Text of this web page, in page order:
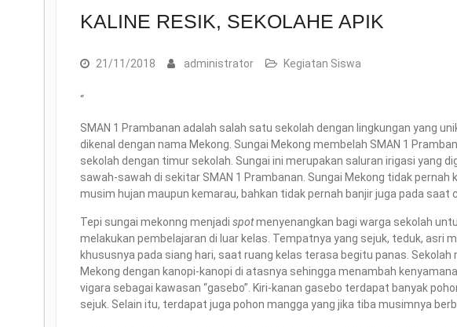
KALINE RESIK, SEKOLAHE APIK
21/11/2018 administrator Kegiatan Siswa
“
SMAN 1 Prambanan adalah salah satu sekolah dengan lingkungan yang
dikenal dengan nama Mekong. Sungai Mekong membelah SMAN 1
sekolah dengan timur sekolah. Sungai ini merupakan saluran irigasi yang
sawah-sawah di sekitar SMAN 1 Prambanan. Sungai Mekong tidak pernah
musim hujan maupun kemarau, bahkan tidak pernah banjir juga pada saat
Tepi sungai mekonng menjadi spotmenyenangkan bagi warga sekolah
melakukan pembelajaran di luar kelas. Tempatnya yang sejuk, teduk, asri
khususnya pada siang hari, saat ruang kelas terasa begitu panas.
Mekong dengan kanopi-kanopi di atasnya sehingga menambah
vigara sebagai kawasan “gasebo”. Kiri-kanan gasebo terdapat banyak
sejuk. Selain itu, terdapat juga pohon mangga yang jika tiba musimnya